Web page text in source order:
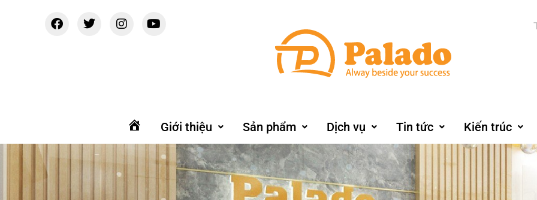
Trang
chủ
Giới thiệu Sản phẩm Dịch vụ Tin tức Kiến trúc